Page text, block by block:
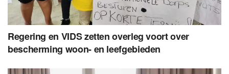
Regering en VIDS zetten overleg voort over
bescherming woon- en leefgebieden